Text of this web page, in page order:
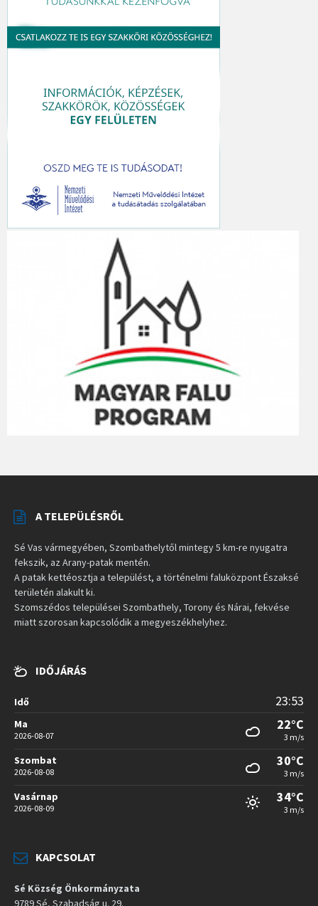
A TELEPÜLÉSRŐL
Sé Vas vármegyében, Szombathelytől mintegy 5 km-re nyugatra
fekszik, az Arany-patak mentén.
A patak kettéosztja a települést, a történelmi faluközpont Északsé
területén alakult ki.
Szomszédos települései Szombathely, Torony és Nárai, fekvése
miatt szorosan kapcsolódik a megyeszékhelyhez.
IDŐJÁRÁS
Idő 23:53
Ma
2026-08-07
22°C
3 m/s
Szombat
2026-08-08
30°C
3 m/s
Vasárnap
2026-08-09
34°C
3 m/s
KAPCSOLAT
Sé Község Önkormányzata
9789 Sé, Szabadság u. 29.